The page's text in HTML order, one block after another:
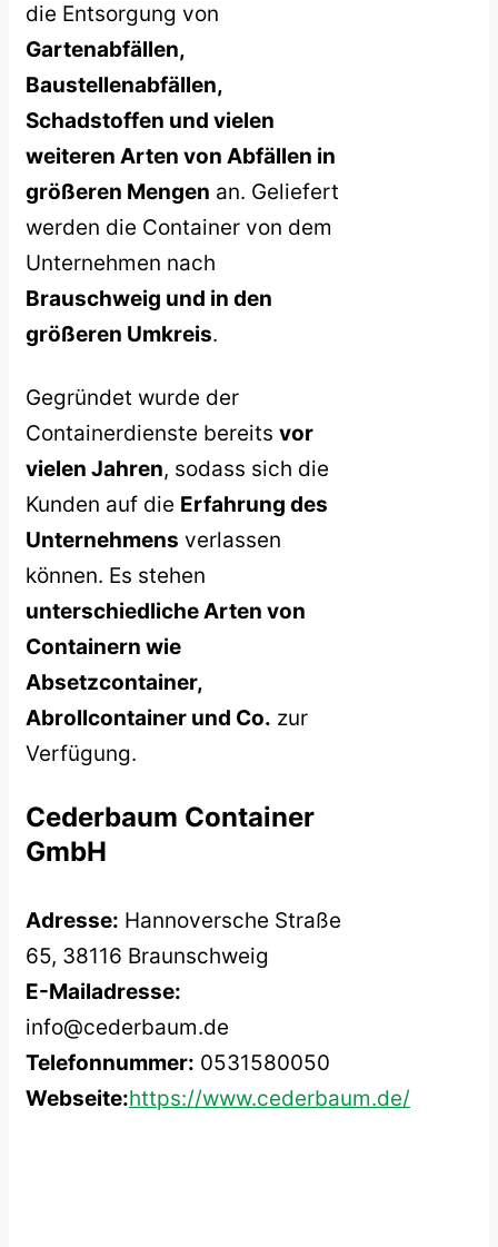
die Entsorgung von
Gartenabfällen,
Baustellenabfällen,
Schadstoffen und vielen
weiteren Arten von Abfällen in
größeren Mengen an. Geliefert
werden die Container von dem
Unternehmen nach
Brauschweig und in den
größeren Umkreis.
Gegründet wurde der
Containerdienste bereits vor
vielen Jahren, sodass sich die
Kunden auf die Erfahrung des
Unternehmens verlassen
können. Es stehen
unterschiedliche Arten von
Containern wie
Absetzcontainer,
Abrollcontainer und Co. zur
Verfügung.
Cederbaum Container
GmbH
Adresse: Hannoversche Straße
65, 38116 Braunschweig
E-Mailadresse:
info@cederbaum.de
Telefonnummer: 0531580050
Webseite:https://www.cederbaum.de/